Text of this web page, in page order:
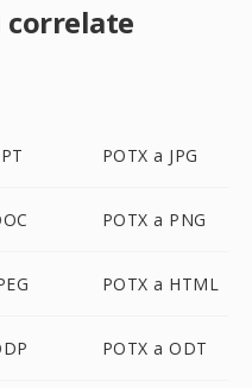
correlate
POTX a JPG
POTX a PNG
POTX a HTML
POTX a ODT